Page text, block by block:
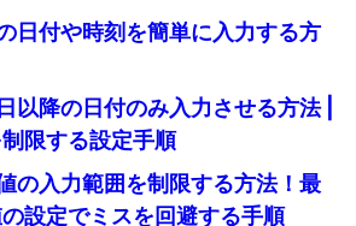
日付や時刻を簡単に入力する方
以降の日付のみ入力させる方法 |
限する設定手順
の入力範囲を制限する方法！最
設定でミスを回避する手順